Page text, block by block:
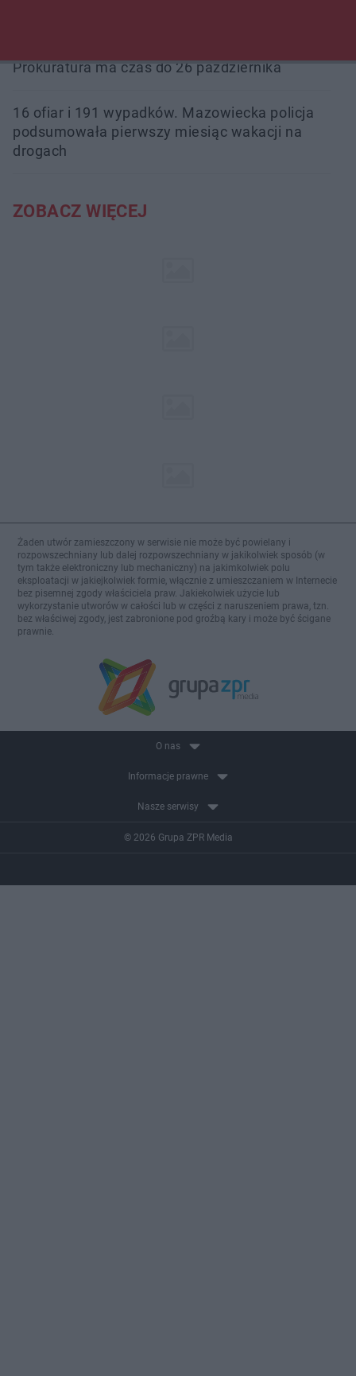
Prokuratura ma czas do 26 października
16 ofiar i 191 wypadków. Mazowiecka policja
podsumowała pierwszy miesiąc wakacji na
drogach
ZOBACZ WIĘCEJ
Żaden utwór zamieszczony w serwisie nie może być powielany i
rozpowszechniany lub dalej rozpowszechniany w jakikolwiek sposób (w
tym także elektroniczny lub mechaniczny) na jakimkolwiek polu
eksploatacji w jakiejkolwiek formie, włącznie z umieszczaniem w Internecie
bez pisemnej zgody właściciela praw. Jakiekolwiek użycie lub
wykorzystanie utworów w całości lub w części z naruszeniem prawa, tzn.
bez właściwej zgody, jest zabronione pod groźbą kary i może być ścigane
prawnie.
O nas
Informacje prawne
Nasze serwisy
© 2026 Grupa ZPR Media